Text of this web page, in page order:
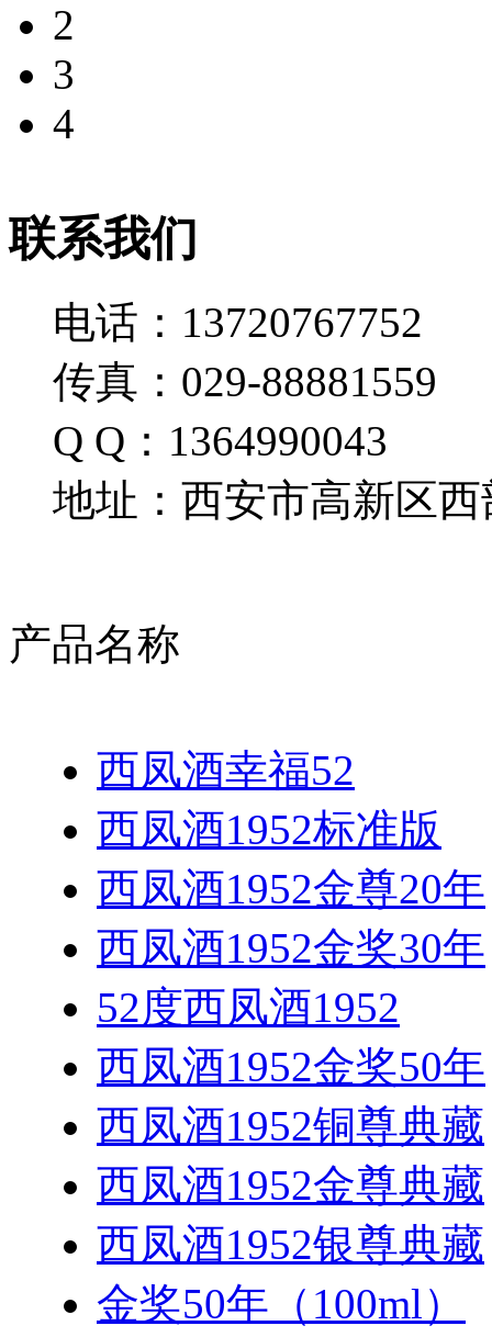
2
3
4
联系我们
电话：13720767752
传真：029-88881559
Q Q：1364990043
地址：西安市高新区西
产品名称
西凤酒幸福52
西凤酒1952标准版
西凤酒1952金尊20年
西凤酒1952金奖30年
52度西凤酒1952
西凤酒1952金奖50年
西凤酒1952铜尊典藏
西凤酒1952金尊典藏
西凤酒1952银尊典藏
金奖50年（100ml）